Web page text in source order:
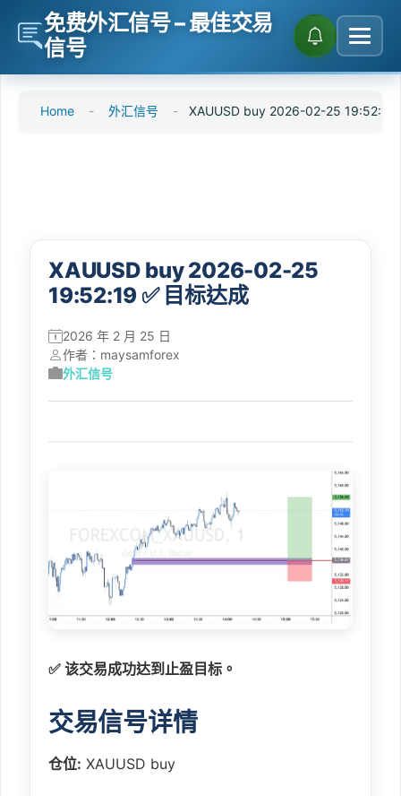
免费外汇信号 – 最佳交易
信号
Home - 外汇信号 - XAUUSD buy 2026-02-25 19:52:19
XAUUSD buy 2026-02-25
19:52:19 ✅ 目标达成
2026 年 2 月 25 日
作者： maysamforex
外汇信号
✅ 该交易成功达到止盈目标。
交易信号详情
仓位: XAUUSD buy